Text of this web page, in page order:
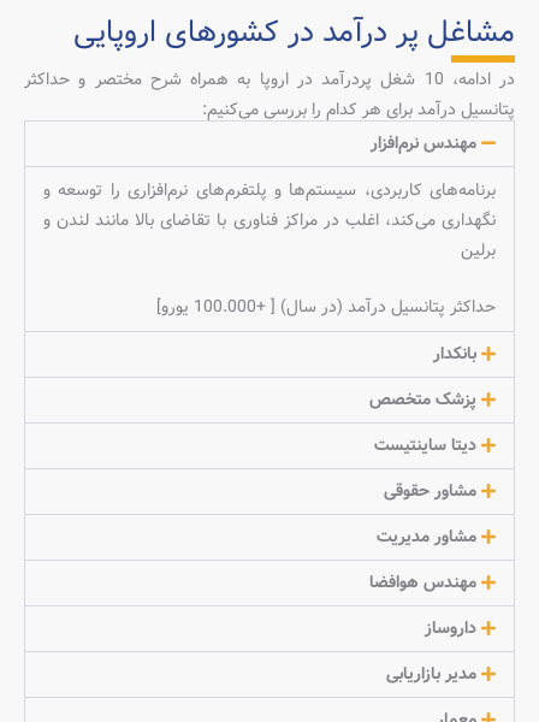
مشاغل پر درآمد در کشورهای اروپایی
در ادامه، 10 شغل پردرآمد در اروپا به همراه شرح مختصر و حداکثر
پتانسیل درآمد برای هر کدام را بررسی می‌کنیم:
مهندس نرم‌افزار
برنامه‌های کاربردی، سیستم‌ها و پلتفرم‌های نرم‌افزاری را توسعه و
نگهداری می‌کند، اغلب در مراکز فناوری با تقاضای بالا مانند لندن و
برلین
حداکثر پتانسیل درآمد (در سال) [ +100.000 یورو]
بانکدار
پزشک متخصص
دیتا ساینتیست
مشاور حقوقی
مشاور مدیریت
مهندس هوافضا
داروساز
مدیر بازاریابی